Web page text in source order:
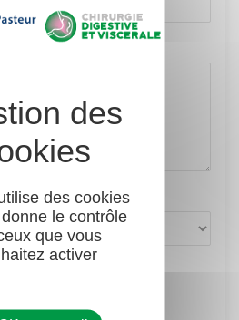
des cookies
le contrôle
que vous
activer